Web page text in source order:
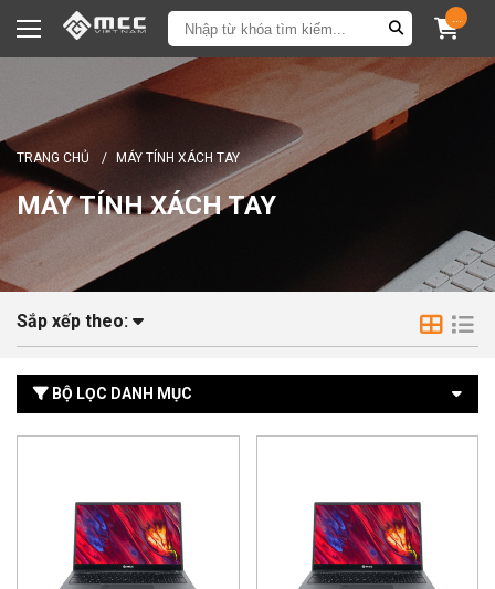
...
TRANG CHỦ / MÁY TÍNH XÁCH TAY
MÁY TÍNH XÁCH TAY
Sắp xếp theo:
BỘ LỌC DANH MỤC